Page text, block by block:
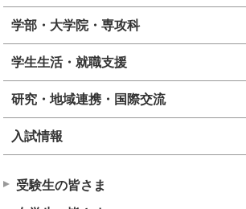
学部・大学院・専攻科
学生生活・就職支援
研究・地域連携・国際交流
入試情報
受験生の皆さま